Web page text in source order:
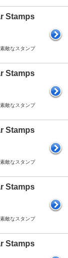
Stamps
敵なスタンプ
Stamps
敵なスタンプ
Stamps
敵なスタンプ
Stamps
敵なスタンプ
Stamps